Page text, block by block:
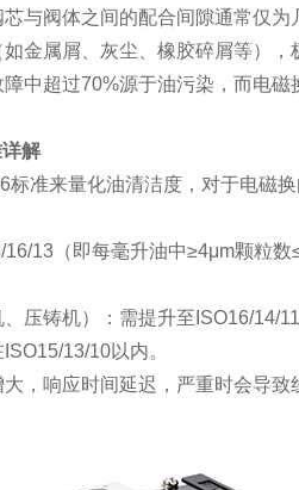
与阀体之间的配合间隙通常仅为
金属屑、灰尘、橡胶碎屑等），
中超过70%源于油污染，而电磁
解
准来量化油清洁度，对于电磁
13（即每毫升油中≥4μm颗粒数
压铸机）：需提升至ISO16/14/11
13/10以内。
，响应时间延迟，严重时会导致